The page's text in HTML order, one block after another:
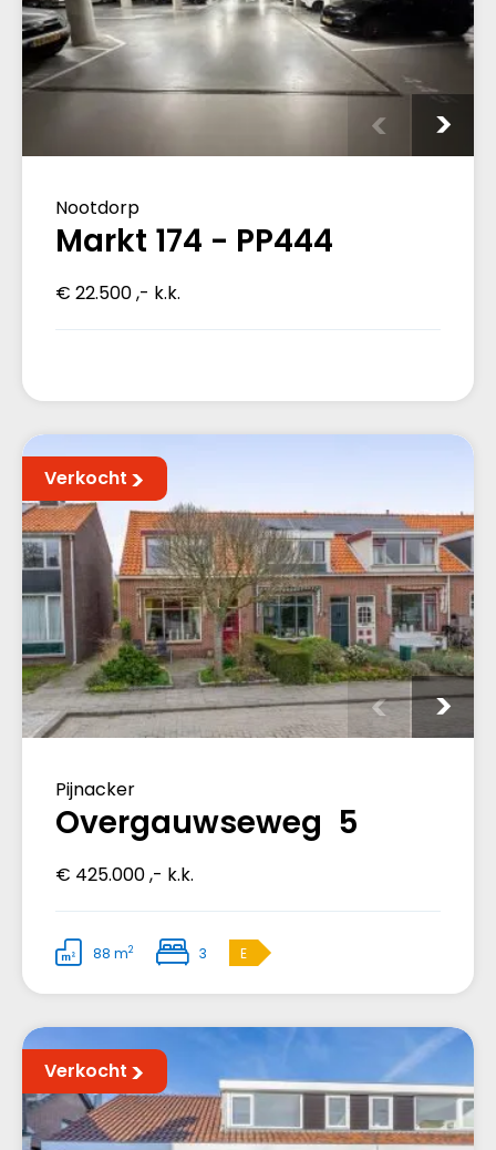
Nootdorp
Markt 174 - PP444
€ 22.500 ,- k.k.
Verkocht
Pijnacker
Overgauwseweg 5
€ 425.000 ,- k.k.
88 m2 3 E
Verkocht